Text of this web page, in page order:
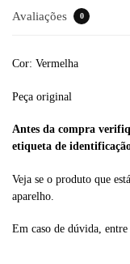
Avaliações 0
Cor: Vermelha
Peça original
Antes da compra
etiqueta de
Veja se o produto que
aparelho.
Em caso de dúvida, entre